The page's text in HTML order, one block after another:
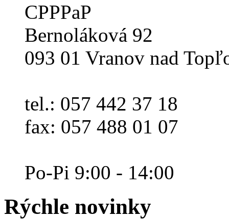
CPPPaP
Bernoláková 92
093 01 Vranov nad
tel.: 057 442 37 18
fax: 057 488 01 07
Po-Pi 9:00 - 14:00
Rýchle novinky